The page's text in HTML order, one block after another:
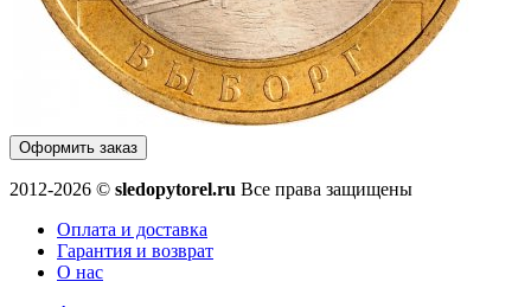
Оформить заказ
2012-2026 © sledopytorel.ru Все права защищены
Оплата и доставка
Гарантия и возврат
О нас